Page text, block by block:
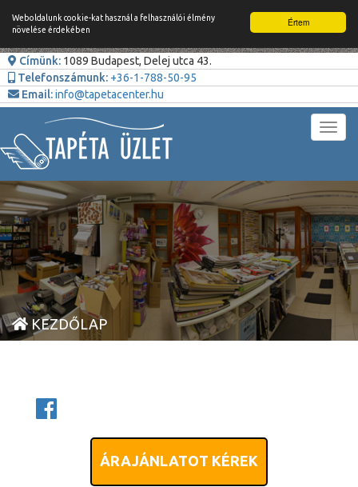
Értem
Weboldalunk cookie-kat használ a felhasználói élmény
növelése érdekében
Címünk: 1089 Budapest, Delej utca 43.
Telefonszámunk: +36-1-788-50-95
Email:info@tapetacenter.hu
KEZDŐLAP
ÁRAJÁNLATOT KÉREK